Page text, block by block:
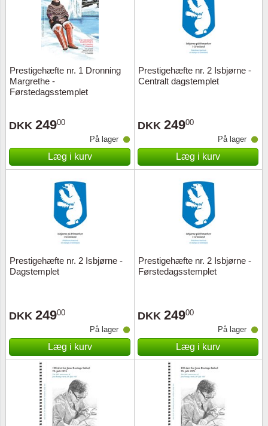
Prestigehæfte nr. 1 Dronning
Margrethe -
Førstedagsstemplet
DKK 24900
På lager
Læg i kurv
Prestigehæfte nr. 2 Isbjørne -
Centralt dagstemplet
DKK 24900
På lager
Læg i kurv
Prestigehæfte nr. 2 Isbjørne -
Dagstemplet
DKK 24900
På lager
Læg i kurv
Prestigehæfte nr. 2 Isbjørne -
Førstedagsstemplet
DKK 24900
På lager
Læg i kurv